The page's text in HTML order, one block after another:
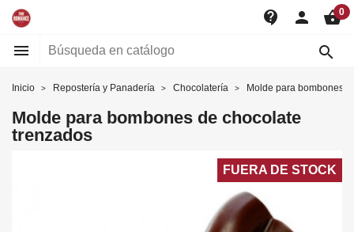
contact_support person shopping_basket0
 
Inicio Repostería y Panadería Chocolatería Molde para bombones
Molde para bombones de chocolate
trenzados
FUERA DE STOCK